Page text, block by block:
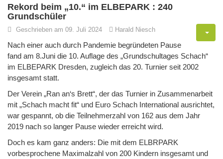
Rekord beim „10.“ im ELBEPARK : 240
Grundschüler
Geschrieben am 09. Juli 2024 Harald Niesch
Nach einer auch durch Pandemie begründeten Pause
fand am 8.Juni die 10. Auflage des „Grundschultages Schach“
im ELBEPARK Dresden, zugleich das 20. Turnier seit 2002
insgesamt statt.
Der Verein „Ran an‘s Brett“, der das Turnier in Zusammenarbeit
mit „Schach macht fit“ und Euro Schach International ausrichtet,
war gespannt, ob die Teilnehmerzahl von 162 aus dem Jahr
2019 nach so langer Pause wieder erreicht wird.
Doch es kam ganz anders: Die mit dem ELBRPARK
vorbesprochene Maximalzahl von 200 Kindern insgesamt und